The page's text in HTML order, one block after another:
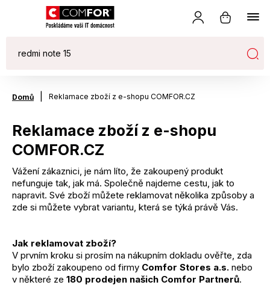
Domů Reklamace zboží z e-shopu COMFOR.CZ
Reklamace zboží z e-shopu
COMFOR.CZ
Vážení zákaznici, je nám líto, že zakoupený produkt
nefunguje tak, jak má. Společně najdeme cestu, jak to
napravit. Své zboží můžete reklamovat několika způsoby a
zde si můžete vybrat variantu, která se týká právě Vás.
Jak reklamovat zboží?
V prvním kroku si prosím na nákupním dokladu ověřte, zda
bylo zboží zakoupeno od firmy Comfor Stores a.s. nebo
v některé ze 180 prodejen našich Comfor Partnerů.